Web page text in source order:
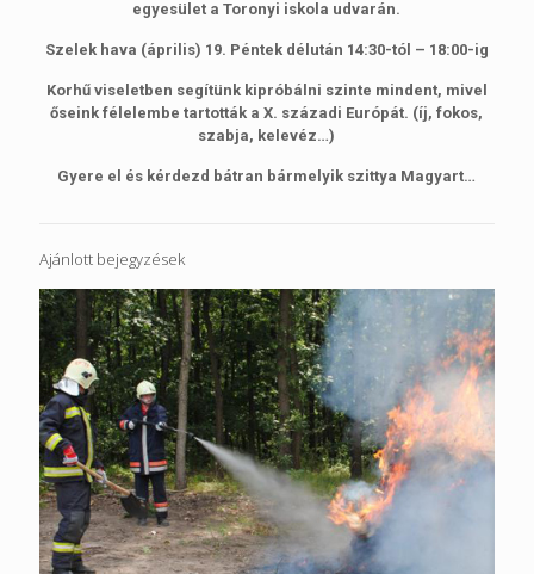
egyesület a Toronyi iskola udvarán.
Szelek hava (április) 19. Péntek délután 14:30-tól – 18:00-ig
Korhű viseletben segítünk kipróbálni szinte mindent, mivel
őseink félelembe tartották a X. századi Európát. (íj, fokos,
szabja, kelevéz…)
Gyere el és kérdezd bátran bármelyik szittya Magyart…
Ajánlott bejegyzések